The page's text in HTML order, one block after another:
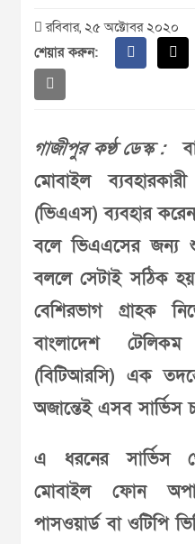
রবিবার, ২৫ অক্টোবর ২০২০
শেয়ার করুন:
গাজীপুর কণ্ঠ ডেস্ক :
মোবাইল
(ভিএএস) ব্যবহার
বলে ভিএএসের জন্য
বললে সেটাই সঠিক
বেশিরভাগ গ্রাহক
বাংলাদেশ
(বিটিআরসি) এক
অজান্তেই এসব সার্ভিস
এ ধরনের সার্ভিস
মোবাইল ফোন
পাসওয়ার্ড বা ওটিপি